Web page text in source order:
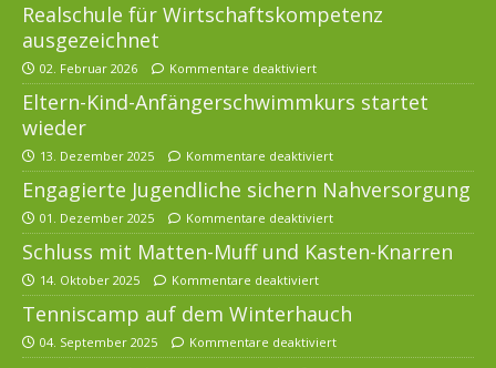
Realschule für Wirtschaftskompetenz
ausgezeichnet
02. Februar 2026 Kommentare deaktiviert
Eltern-Kind-Anfängerschwimmkurs startet
wieder
13. Dezember 2025 Kommentare deaktiviert
Engagierte Jugendliche sichern Nahversorgung
01. Dezember 2025 Kommentare deaktiviert
Schluss mit Matten-Muff und Kasten-Knarren
14. Oktober 2025 Kommentare deaktiviert
Tenniscamp auf dem Winterhauch
04. September 2025 Kommentare deaktiviert